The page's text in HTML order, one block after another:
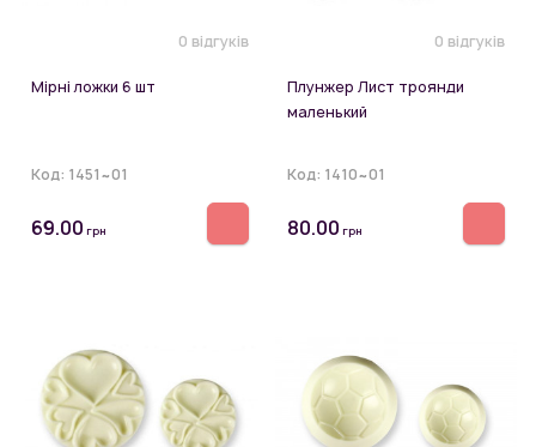
0 відгуків
Мірні ложки 6 шт
Код: 1451~01
69.00 грн
0 відгуків
Плунжер Лист троянди
маленький
Код: 1410~01
80.00 грн